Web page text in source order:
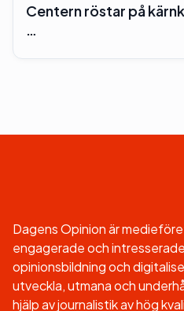
Centern röstar på
…
Dagens Opinion är
engagerade och
opinionsbildning och
utveckla, utmana och
hjälp av journalistik av hög